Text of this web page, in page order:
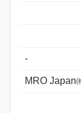
-
MRO Japan